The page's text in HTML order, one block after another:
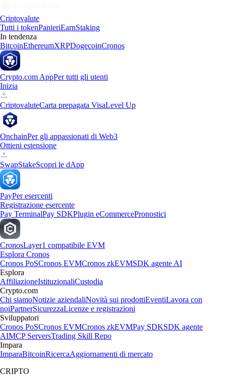
Criptovalute
Tutti i tokenPanieriEarnStaking
In tendenza
BitcoinEthereumXRPDogecoinCronos
Crypto.com AppPer tutti gli utenti
Inizia
CriptovaluteCarta prepagata VisaLevel Up
OnchainPer gli appassionati di Web3
Ottieni estensione
SwapStakeScopri le dApp
PayPer esercenti
Registrazione esercente
Pay TerminalPay SDKPlugin eCommercePronostici
CronosLayer1 compatibile EVM
Esplora Cronos
Cronos PoSCronos EVMCronos zkEVMSDK agente AI
Esplora
AffiliazioneIstituzionaliCustodia
Crypto.com
Chi siamoNotizie aziendaliNovità sui prodottiEventiLavora con
noiPartnerSicurezzaLicenze e registrazioni
Sviluppatori
Cronos PoSCronos EVMCronos zkEVMPay SDKSDK agente
AIMCP ServersTrading Skill Repo
Impara
ImparaBitcoinRicercaAggiornamenti di mercato
CRIPTO